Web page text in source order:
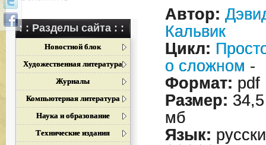
: : Разделы сайта : :
Новостной блок
Художественная литература
Журналы
Компьютерная литература
Наука и образование
Технические издания
Автор:
Кальвик
Цикл:
о сложном -
Формат: pdf
Размер: 34,5
мб
Язык: